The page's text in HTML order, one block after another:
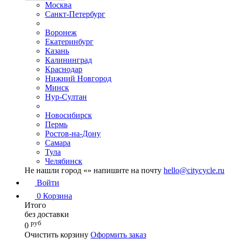
Москва
Санкт-Петербург
Воронеж
Екатеринбург
Казань
Калининград
Краснодар
Нижний Новгород
Минск
Нур-Султан
Новосибирск
Пермь
Ростов-на-Дону
Самара
Тула
Челябинск
Не нашли город «» напишите на почту hello@citycycle.ru
Войти
0 Корзина
Итого
без доставки
0 руб
Очистить корзину Оформить заказ